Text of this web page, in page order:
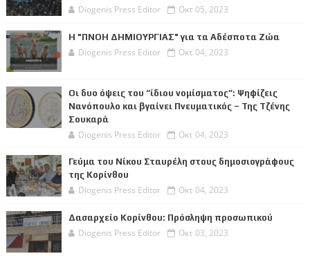
Diogenis Press Editor Οκτ 05, 2023
Η "ΠΝΟΗ ΔΗΜΙΟΥΡΓΙΑΣ" για τα Αδέσποτα Ζώα
Diogenis Press Editor Οκτ 04, 2023
Οι δυο όψεις του “ίδιου νομίσματος”: Ψηφίζεις
Νανόπουλο και βγαίνει Πνευματικός – Της Τζένης
Σουκαρά
Diogenis Press Editor Οκτ 04, 2023
Γεύμα του Νίκου Σταυρέλη στους δημοσιογράφους
της Κορίνθου
Diogenis Press Editor Οκτ 04, 2023
Δασαρχείο Κορίνθου: Πρόσληψη προσωπικού
Diogenis Press Editor Οκτ 03, 2023